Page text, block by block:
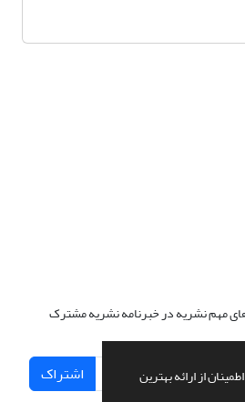
از ارائه بهترین
های مهم نشریه در خبرنامه نشریه مشترک
اشتراک